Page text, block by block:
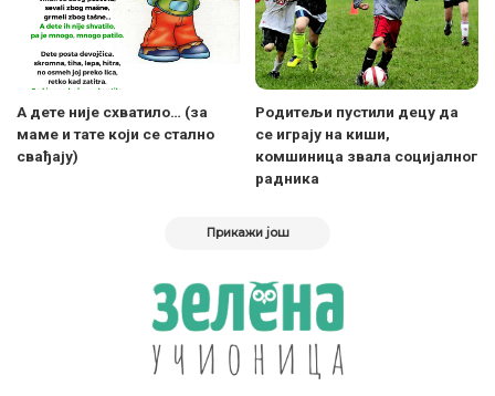
А дете није схватило… (за
маме и тате који се стално
свађају)
Родитељи пустили децу да
се играју на киши,
комшиница звала социјалног
радника
Прикажи још